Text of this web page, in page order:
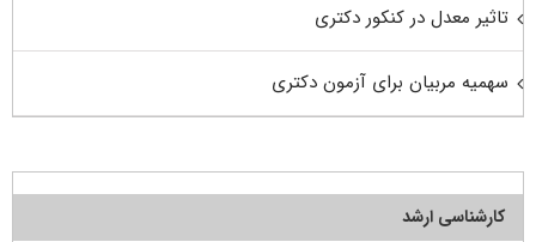
تاثیر معدل در کنکور دکتری
سهمیه مربیان برای آزمون دکتری
کارشناسی ارشد